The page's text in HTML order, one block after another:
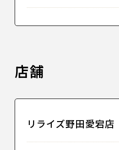
店舗
リライズ野田愛宕店